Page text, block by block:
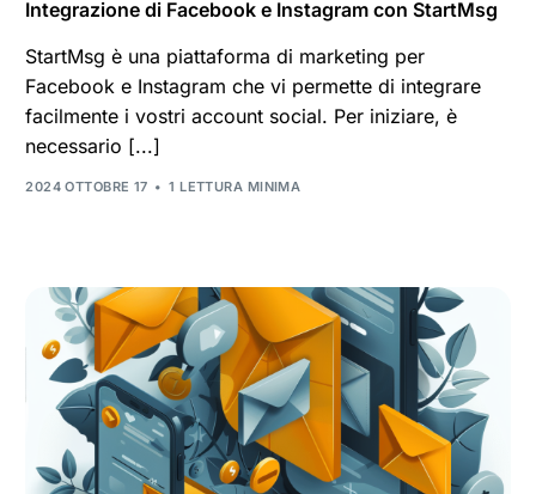
Integrazione di Facebook e Instagram con StartMsg
StartMsg è una piattaforma di marketing per
Facebook e Instagram che vi permette di integrare
facilmente i vostri account social. Per iniziare, è
necessario [...]
2024 OTTOBRE 17 1 LETTURA MINIMA